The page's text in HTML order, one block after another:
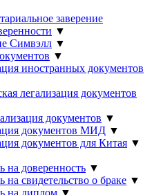
заверение
▼
Симвэлл ▼
▼
иностранных документов
легализация документов
документов ▼
документов МИД ▼
документов для Китая ▼
на доверенность ▼
на свидетельство о браке ▼
на диплом ▼